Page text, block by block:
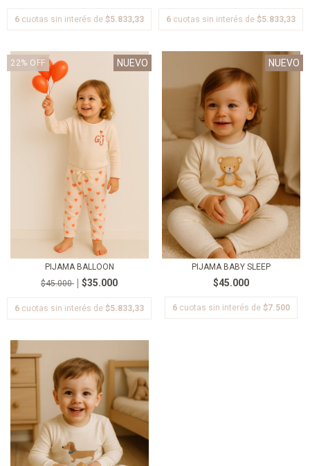
6 cuotas sin interés de $5.833,33 6 cuotas sin interés de $5.833,33
22% OFF NUEVO
PIJAMA BALLOON
$45.000
$35.000
6 cuotas sin interés de $5.833,33
NUEVO
PIJAMA BABY SLEEP
$45.000
6 cuotas sin interés de $7.500